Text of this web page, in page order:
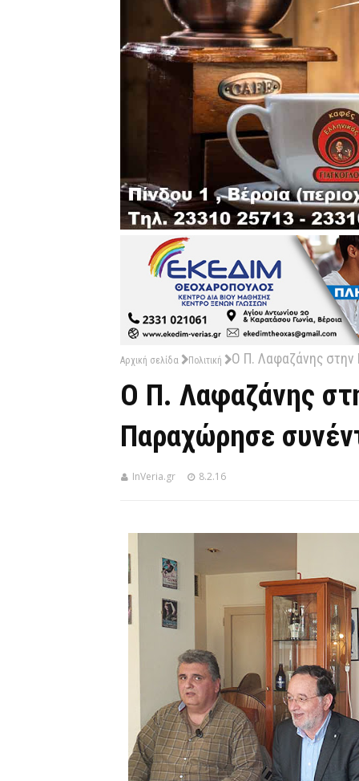
Αρχική σελίδα Πολιτική Ο Π. Λαφαζάνης στην
Ο Π. Λαφαζάνης
Παραχώρησε
InVeria.gr 8.2.16